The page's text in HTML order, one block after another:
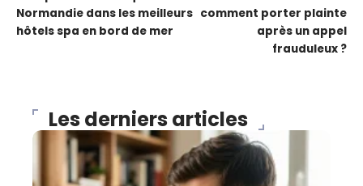
Normandie dans les meilleurs
hôtels spa en bord de mer
comment porter plainte
après un appel
frauduleux ?
Les derniers articles